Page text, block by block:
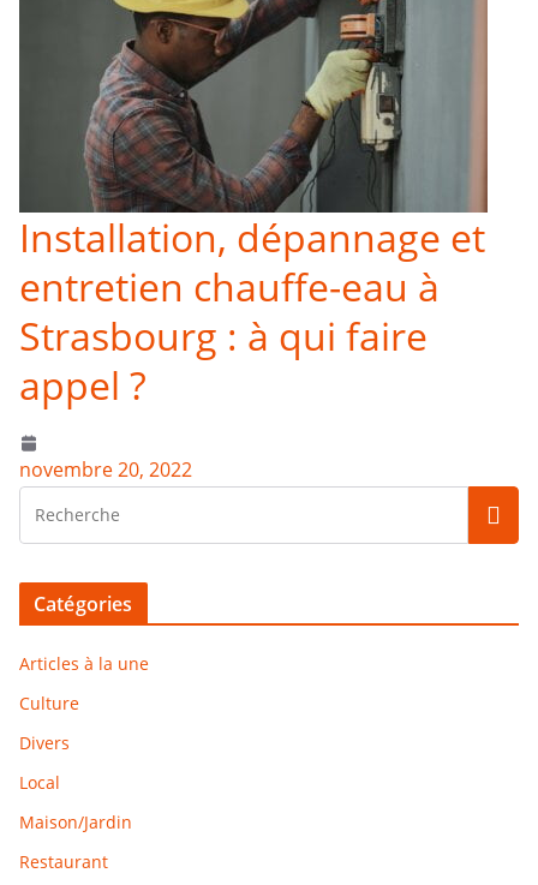
Installation, dépannage et
entretien chauffe-eau à
Strasbourg : à qui faire
appel ?
novembre 20, 2022
Catégories
Articles à la une
Culture
Divers
Local
Maison/Jardin
Restaurant